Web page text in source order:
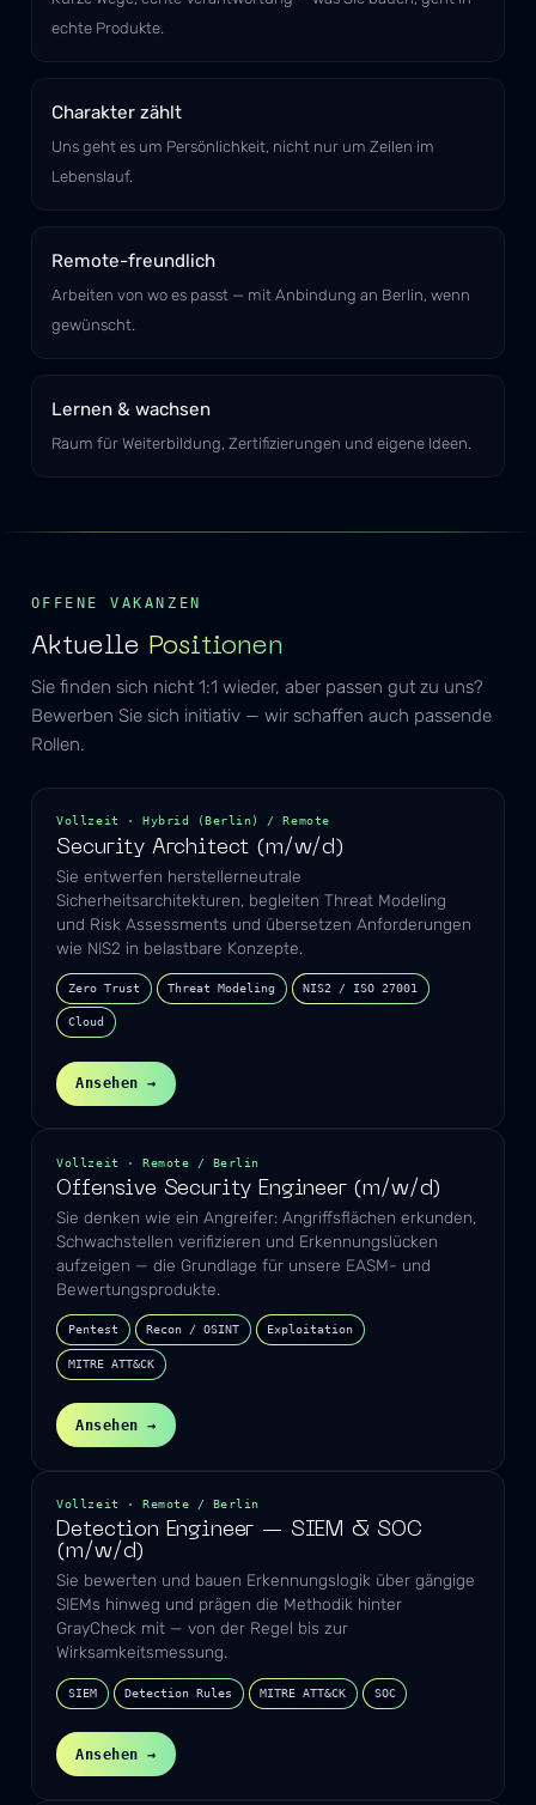
echte Produkte.
Charakter zählt
Uns geht es um Persönlichkeit, nicht nur um Zeilen im
Lebenslauf.
Remote-freundlich
Arbeiten von wo es passt — mit Anbindung an Berlin, wenn
gewünscht.
Lernen & wachsen
Raum für Weiterbildung, Zertifizierungen und eigene Ideen.
OFFENE VAKANZEN
Aktuelle Positionen
Sie finden sich nicht 1:1 wieder, aber passen gut zu uns?
Bewerben Sie sich initiativ — wir schaffen auch passende
Rollen.
Vollzeit · Hybrid (Berlin) / Remote
Security Architect (m/w/d)
Sie entwerfen herstellerneutrale
Sicherheitsarchitekturen, begleiten Threat Modeling
und Risk Assessments und übersetzen Anforderungen
wie NIS2 in belastbare Konzepte.
Zero Trust Threat Modeling NIS2 / ISO 27001
Cloud
Ansehen →
Vollzeit · Remote / Berlin
Offensive Security Engineer (m/w/d)
Sie denken wie ein Angreifer: Angriffsflächen erkunden,
Schwachstellen verifizieren und Erkennungslücken
aufzeigen — die Grundlage für unsere EASM- und
Bewertungsprodukte.
Pentest Recon / OSINT Exploitation
MITRE ATT&CK
Ansehen →
Vollzeit · Remote / Berlin
Detection Engineer — SIEM & SOC
(m/w/d)
Sie bewerten und bauen Erkennungslogik über gängige
SIEMs hinweg und prägen die Methodik hinter
GrayCheck mit — von der Regel bis zur
Wirksamkeitsmessung.
SIEM Detection Rules MITRE ATT&CK SOC
Ansehen →